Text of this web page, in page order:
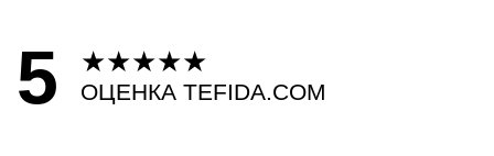
5 ★★★★★
ОЦЕНКА TEFIDA.COM